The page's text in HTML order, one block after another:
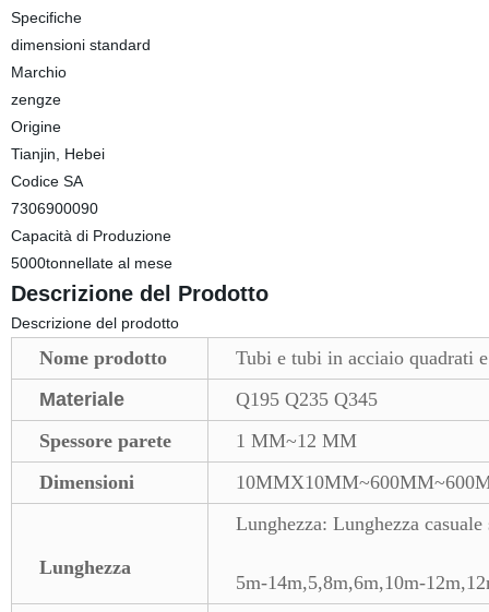
Specifiche
dimensioni standard
Marchio
zengze
Origine
Tianjin, Hebei
Codice SA
7306900090
Capacità di Produzione
5000tonnellate al mese
Descrizione del Prodotto
Descrizione del prodotto
Nome prodotto
Tubi e tubi in acciaio quadrati
Materiale
Q195 Q235 Q345
Spessore parete
1 MM~12 MM
Dimensioni
Lunghezza
Lunghezza: Lunghezza
5m-14m,5,8m,6m,10m-